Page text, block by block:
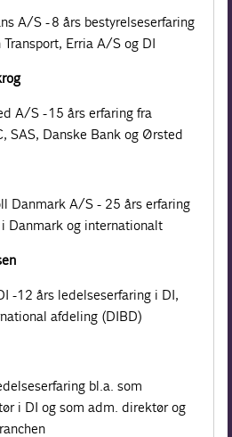
A/S - 8 års bestyrelseserfaring
Erria A/S og DI
A/S - 15 års erfaring fra
SAS, Danske Bank og Ørsted
Danmark A/S - 25 års erfaring
Danmark og internationalt
-12 års ledelseserfaring i DI,
afdeling (DIBD)
bl.a. som
i DI og som adm. direktør og